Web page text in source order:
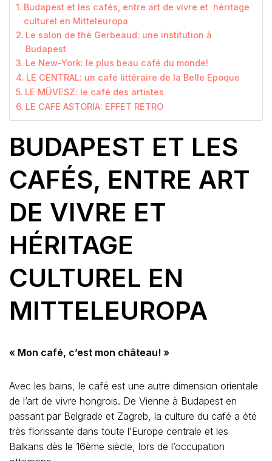
Budapest et les cafés, entre art de vivre et héritage
culturel en Mitteleuropa
Le salon de thé Gerbeaud: une institution à
Budapest
Le New-York: le plus beau café du monde!
LE CENTRAL: un café littéraire de la Belle Epoque
LE MÜVESZ: le café des artistes
LE CAFE ASTORIA: EFFET RETRO
BUDAPEST ET LES
CAFÉS, ENTRE ART
DE VIVRE ET
HÉRITAGE
CULTUREL EN
MITTELEUROPA
« Mon café, c’est mon château! »
Avec les bains, le café est une autre dimension orientale
de l’art de vivre hongrois. De Vienne à Budapest en
passant par Belgrade et Zagreb, la culture du café a été
très florissante dans toute l’Europe centrale et les
Balkans dès le 16ème siècle, lors de l’occupation